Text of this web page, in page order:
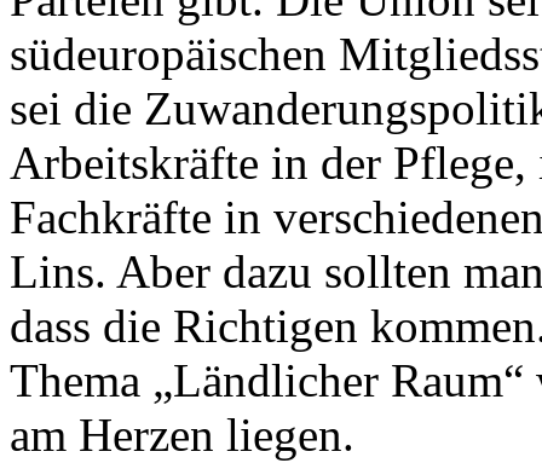
südeuropäischen
sei die
Arbeitskräfte in der
Fachkräfte in
Lins. Aber dazu sollten
dass die Richtigen
Thema „Ländlicher
am Herzen liegen.